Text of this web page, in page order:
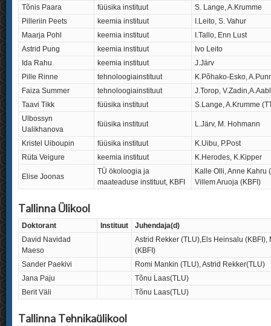
Tõnis Paara
füüsika instituut
S. Lange, A.Krumme
Pilleriin Peets
keemia instituut
I.Leito, S. Vahur
Maarja Pohl
keemia instituut
I.Tallo, Enn Lust
Astrid Pung
keemia instituut
Ivo Leito
Ida Rahu
keemia instituut
J.Järv
Pille Rinne
tehnoloogiainstituut
K.Põhako-Esko,
Faiza Summer
tehnoloogiainstituut
J.Torop,
Taavi Tikk
füüsika instituut
S.Lange, A.Krumme
Ulbossyn
Ualikhanova
füüsika instituut L.Järv, M. Hohmann
Kristel Uiboupin füüsika instituut
K.Uibu, P.Post
Rüta Veigure
keemia instituut K.Herodes, K.Kipper
Elise Joonas
TÜ ökoloogia ja
maateaduse instituut, KBFI
Kalle Olli, Anne Kahru
Villem Aruoja (KBFI)
Tallinna Ülikool
Doktorant Instituut
Juhendaja(d)
David Navidad
Maeso
Astrid Rekker (TLU),Els Heinsalu (KBFI),
(KBFI)
Sander Paekivi
Romi Mankin (TLU), Astrid Rekker(TLU)
Jana Paju
Tõnu Laas(TLU)
Berit Väli
Tõnu Laas(TLU)
Tallinna Tehnikaülikool